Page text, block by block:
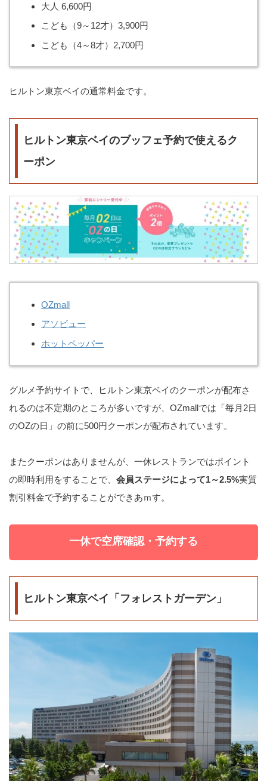
大人 6,600円
こども（9～12才）3,900円
こども（4～8才）2,700円
ヒルトン東京ベイの通常料金です。
ヒルトン東京ベイのブッフェ予約で使えるク
ーポン
OZmall
アソビュー
ホットペッパー
グルメ予約サイトで、ヒルトン東京ベイのクーポンが配布さ
れるのは不定期のところが多いですが、OZmallでは「毎月2日
のOZの日」の前に500円クーポンが配布されています。
またクーポンはありませんが、一休レストランではポイント
の即時利用をすることで、 会員ステージによって1～2.5%実質
割引料金で予約することができあｍす。
一休で空席確認・予約する
ヒルトン東京ベイ「フォレストガーデン」